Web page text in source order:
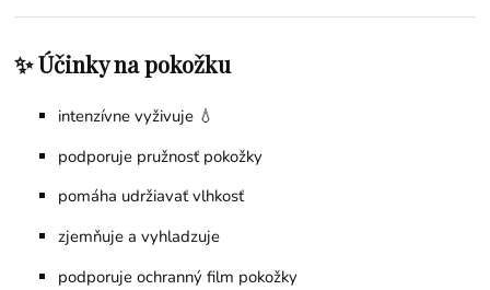
✨ Účinky na pokožku
intenzívne vyživuje 💧
podporuje pružnosť pokožky
pomáha udržiavať vlhkosť
zjemňuje a vyhladzuje
podporuje ochranný film pokožky